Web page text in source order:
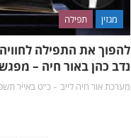
מגזין תפילה
להפוך את התפילה לחוויה
נדב כהן באור חיה –
מערכת אור חיה לייב כ״ט באייר